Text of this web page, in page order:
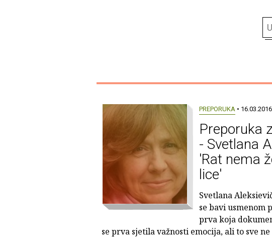
PREPORUKA •
Preporuka
- Svetlana
'Rat nema
lice'
Svetlana
se bavi usmenom
prva koja
se prva sjetila važnosti emocija, ali to sve